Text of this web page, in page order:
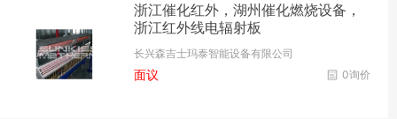
浙江催化红外，湖州催化燃烧设备，
浙江红外线电辐射板
长兴森吉士玛泰智能设备有限公司
0询价
面议